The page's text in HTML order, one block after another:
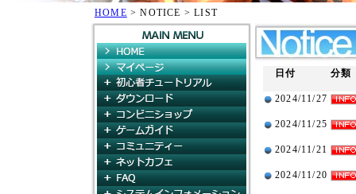
HOME > NOTICE > LIST
HOME
マイページ
初心者チュートリアル
ダウンロード
ゲームガイド
コミュニティ
FAQ
日付 分類
2024/11/27
2024/11/25
2024/11/21
2024/11/20